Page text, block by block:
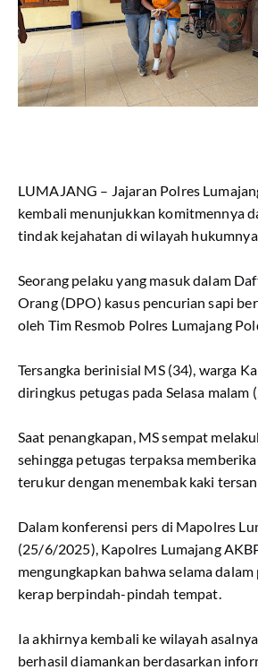
LUMAJANG – Jajaran Polres
kembali menunjukkan komitmennya
tindak kejahatan di wilayah
Seorang pelaku yang masuk dalam
Orang (DPO) kasus pencurian sapi
oleh Tim Resmob Polres Lumajang
Tersangka berinisial MS (34), warga
diringkus petugas pada Selasa
Saat penangkapan, MS sempat
sehingga petugas terpaksa
terukur dengan menembak kaki
Dalam konferensi pers di Mapolres
(25/6/2025), Kapolres Lumajang
mengungkapkan bahwa selama
kerap berpindah-pindah tempat.
Ia akhirnya kembali ke wilayah
berhasil diamankan berdasarkan